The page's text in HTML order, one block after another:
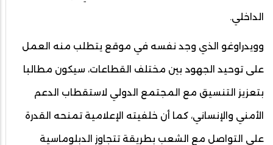
الداخلي.
وويدراوغو الذي وجد نفسه في موقع يتطلب منه العمل
على توحيد الجهود بين مختلف القطاعات، سيكون مطالبا
بتعزيز التنسيق مع المجتمع الدولي لاستقطاب الدعم
الأمني والإنساني، كما أن خلفيته الإعلامية تمنحه القدرة
على التواصل مع الشعب بطريقة تتجاوز الدبلوماسية